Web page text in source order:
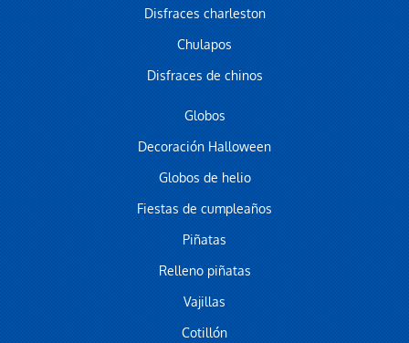
Disfraces charleston
Chulapos
Disfraces de chinos
Globos
Decoración Halloween
Globos de helio
Fiestas de cumpleaños
Piñatas
Relleno piñatas
Vajillas
Cotillón